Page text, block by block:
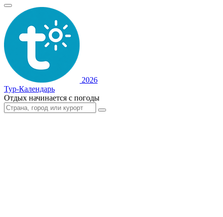
2026
Тур-Календарь
Отдых начинается с погоды